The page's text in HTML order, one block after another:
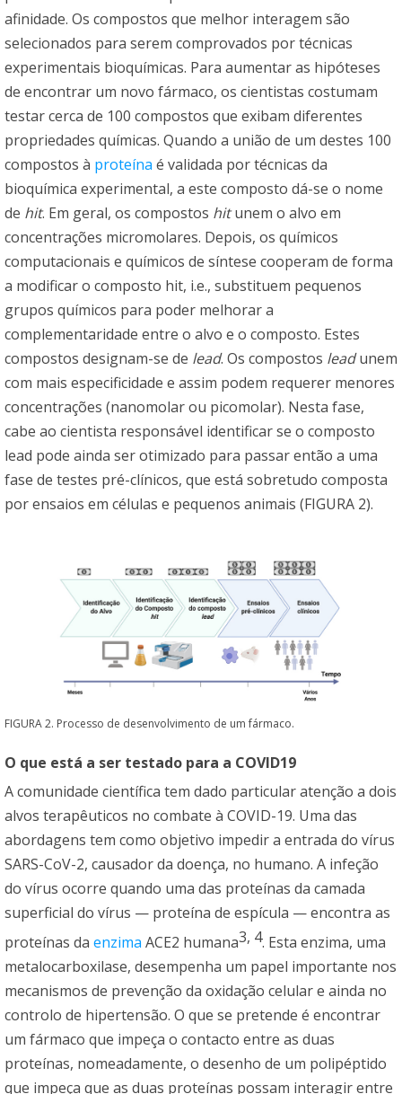
afinidade. Os compostos que melhor interagem são
selecionados para serem comprovados por técnicas
experimentais bioquímicas. Para aumentar as hipóteses
de encontrar um novo fármaco, os cientistas costumam
testar cerca de 100 compostos que exibam diferentes
propriedades químicas. Quando a união de um destes 100
compostos à proteína é validada por técnicas da
bioquímica experimental, a este composto dá-se o nome
de hit. Em geral, os compostos hitunem o alvo em
concentrações micromolares. Depois, os químicos
computacionais e químicos de síntese cooperam de forma
a modificar o composto hit, i.e., substituem pequenos
grupos químicos para poder melhorar a
complementaridade entre o alvo e o composto. Estes
compostos designam-se de lead. Os compostos leadunem
com mais especificidade e assim podem requerer menores
concentrações (nanomolar ou picomolar). Nesta fase,
cabe ao cientista responsável identificar se o composto
lead pode ainda ser otimizado para passar então a uma
fase de testes pré-clínicos, que está sobretudo composta
por ensaios em células e pequenos animais (FIGURA 2).
FIGURA 2. Processo de desenvolvimento de um fármaco.
O que está a ser testado para a COVID19
A comunidade científica tem dado particular atenção a dois
alvos terapêuticos no combate à COVID-19. Uma das
abordagens tem como objetivo impedir a entrada do vírus
SARS-CoV-2, causador da doença, no humano. A infeção
do vírus ocorre quando uma das proteínas da camada
superficial do vírus — proteína de espícula — encontra as
proteínas da enzima ACE2 humana3, 4. Esta enzima, uma
metalocarboxilase, desempenha um papel importante nos
mecanismos de prevenção da oxidação celular e ainda no
controlo de hipertensão. O que se pretende é encontrar
um fármaco que impeça o contacto entre as duas
proteínas, nomeadamente, o desenho de um polipéptido
que impeça que as duas proteínas possam interagir entre